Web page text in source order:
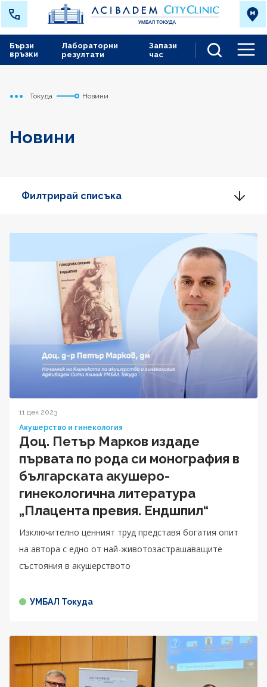
Лабораторни
резултати
Запази
час
Бързи
връзки
Начало
Токуда Новини
Новини
Филтрирай списъка
11 дек 2023
Акушерство и гинекология
Доц. Петър Марков издаде
първата по рода си монография в
българската акушеро-
гинекологична литература
„Плацента превия. Ендшпил“
Изключително ценният труд представя богатия опит
на автора с едно от най-животозастрашаващите
състояния в акушерството
УМБАЛ Токуда